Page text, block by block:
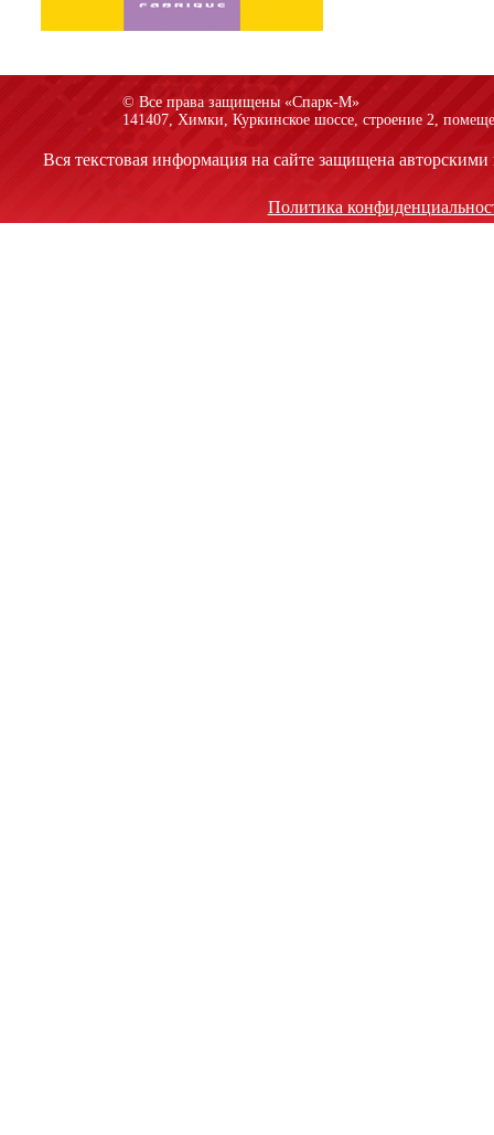
© Все права защищены «Спарк-M»
141407, Химки, Куркинское шоссе, строение 2,
Вся текстовая информация на сайте защищена
Политика